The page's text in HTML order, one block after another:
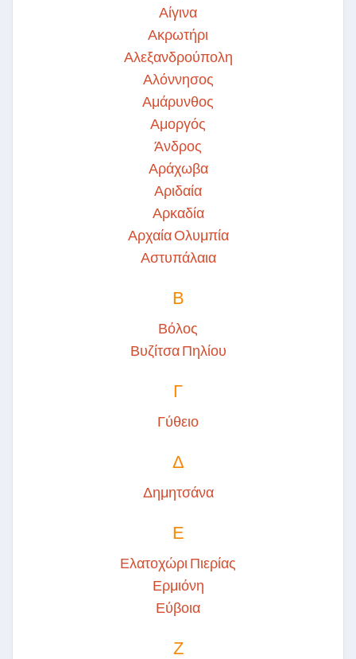
Αίγινα
Ακρωτήρι
Αλεξανδρούπολη
Αλόννησος
Αμάρυνθος
Αμοργός
Άνδρος
Αράχωβα
Αριδαία
Αρκαδία
Αρχαία Ολυμπία
Αστυπάλαια
Β
Βόλος
Βυζίτσα Πηλίου
Γ
Γύθειο
Δ
Δημητσάνα
Ε
Ελατοχώρι Πιερίας
Ερμιόνη
Εύβοια
Ζ